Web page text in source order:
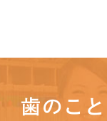
歯のこ